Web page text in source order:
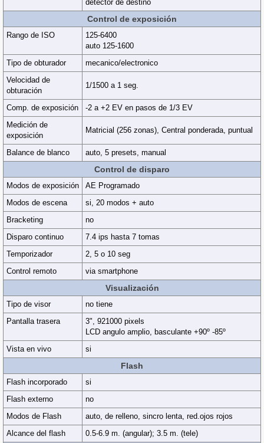
detector de destino
Control de exposición
Rango de ISO
125-6400
auto 125-1600
Tipo de obturador
mecanico/electronico
Velocidad de
obturación
1/1500 a 1 seg.
Comp. de exposición
-2 a +2 EV en pasos de 1/3 EV
Medición de
exposición
Matricial (256 zonas), Central ponderada, puntual
Balance de blanco auto, 5 presets, manual
Control de disparo
Modos de exposición
AE Programado
Modos de escena
si, 20 modos + auto
Bracketing
no
Disparo continuo
7.4 ips hasta 7 tomas
Temporizador
2, 5 o 10 seg
Control remoto
via smartphone
Visualización
Tipo de visor
no tiene
Pantalla trasera
3", 921000 pixels
LCD angulo amplio, basculante +90º -85º
Vista en vivo
si
Flash
Flash incorporado
si
Flash externo
no
Modos de Flash
auto, de relleno, sincro lenta, red.ojos rojos
Alcance del flash
0.5-6.9 m. (angular); 3.5 m. (tele)